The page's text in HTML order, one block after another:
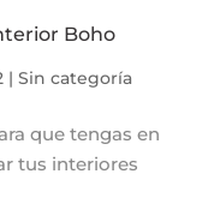
Boho
| Sin categoría
que tengas en
tus interiores